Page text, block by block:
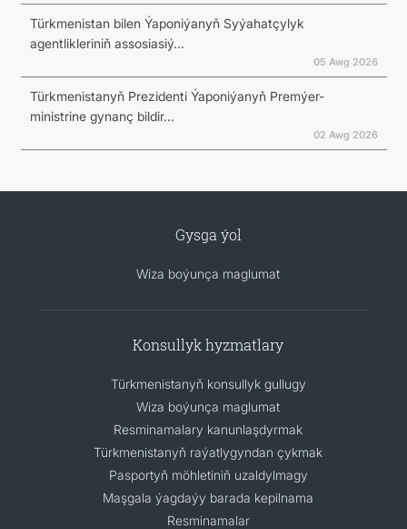
Türkmenistan bilen Ýaponiýanyň Syýahatçylyk
agentlikleriniň assosiasiý...
05 Awg 2026
Türkmenistanyň Prezidenti Ýaponiýanyň Premýer-
ministrine gynanç bildir...
02 Awg 2026
Gysga ýol
Wiza boýunça maglumat
Konsullyk hyzmatlary
Türkmenistanyň konsullyk gullugy
Wiza boýunça maglumat
Resminamalary kanunlaşdyrmak
Türkmenistanyň raýatlygyndan çykmak
Pasportyň möhletiniň uzaldylmagy
Maşgala ýagdaýy barada kepilnama
Resminamalar